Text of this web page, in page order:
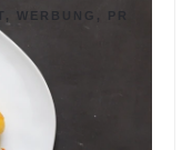
WERBUNG, PR